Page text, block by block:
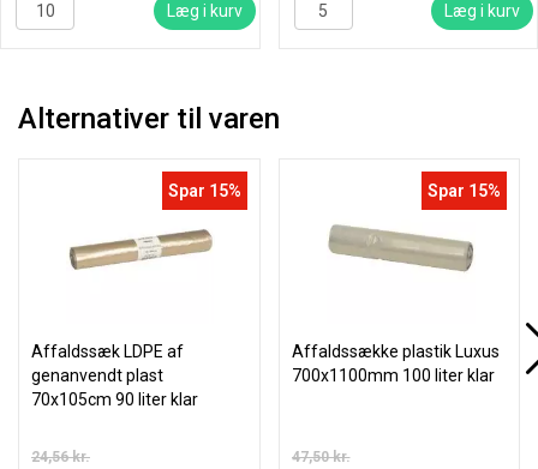
Læg i kurv Læg i kurv
Alternativer til varen
Spar 15%
Affaldssæk LDPE af
genanvendt plast
70x105cm 90 liter klar
24,56 kr.
Spar 15%
Affaldssække plastik Luxus
700x1100mm 100 liter klar
47,50 kr.